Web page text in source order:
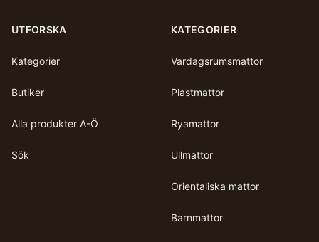
UTFORSKA
Kategorier
Butiker
Alla produkter A-Ö
Sök
KATEGORIER
Vardagsrumsmattor
Plastmattor
Ryamattor
Ullmattor
Orientaliska mattor
Barnmattor